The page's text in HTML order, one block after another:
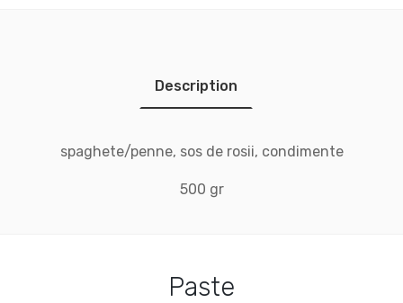
Description
spaghete/penne, sos de rosii, condimente
500 gr
Paste